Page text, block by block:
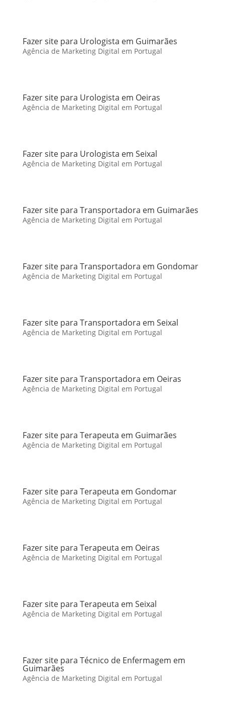
Fazer site para Urologista em Guimarães
Agência de Marketing Digital em Portugal
Fazer site para Urologista em Oeiras
Agência de Marketing Digital em Portugal
Fazer site para Urologista em Seixal
Agência de Marketing Digital em Portugal
Fazer site para Transportadora em Guimarães
Agência de Marketing Digital em Portugal
Fazer site para Transportadora em Gondomar
Agência de Marketing Digital em Portugal
Fazer site para Transportadora em Seixal
Agência de Marketing Digital em Portugal
Fazer site para Transportadora em Oeiras
Agência de Marketing Digital em Portugal
Fazer site para Terapeuta em Guimarães
Agência de Marketing Digital em Portugal
Fazer site para Terapeuta em Gondomar
Agência de Marketing Digital em Portugal
Fazer site para Terapeuta em Oeiras
Agência de Marketing Digital em Portugal
Fazer site para Terapeuta em Seixal
Agência de Marketing Digital em Portugal
Fazer site para Técnico de Enfermagem em
Guimarães
Agência de Marketing Digital em Portugal